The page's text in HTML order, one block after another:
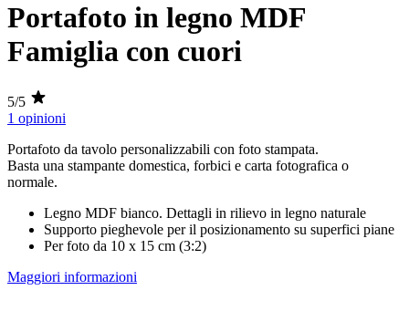
Portafoto in legno MDF
Famiglia con cuori
5/5
1 opinioni
Portafoto da tavolo personalizzabili con foto stampata.
Basta una stampante domestica, forbici e carta fotografica o
normale.
Legno MDF bianco. Dettagli in rilievo in legno naturale
Supporto pieghevole per il posizionamento su superfici piane
Per foto da 10 x 15 cm (3:2)
Maggiori informazioni